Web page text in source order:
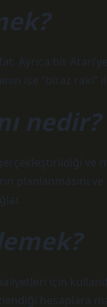
bir
ise “biraz
nedir?
ve
planlanmasını
için
hesaplara